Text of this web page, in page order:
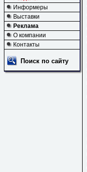
Информеры
Выставки
Реклама
О компании
Контакты
Поиск по сайту